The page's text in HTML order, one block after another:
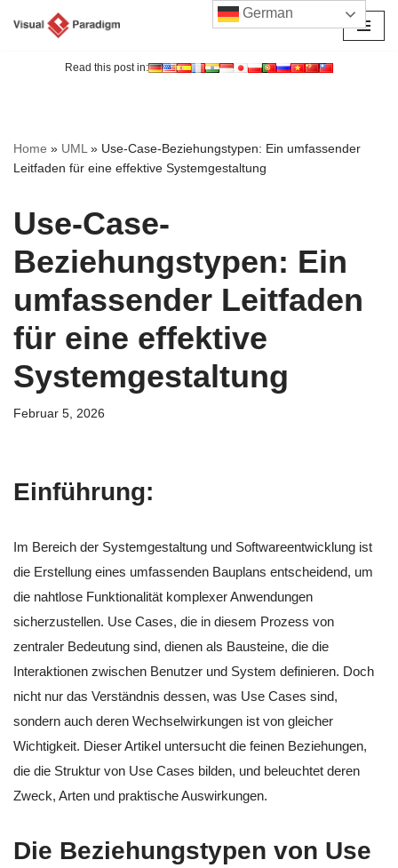
Read this post in:
Home » UML» Use-Case-Beziehungstypen: Ein umfassender
Leitfaden für eine effektive Systemgestaltung
Use-Case-
Beziehungstypen: Ein
umfassender Leitfaden
für eine effektive
Systemgestaltung
Februar 5, 2026
Einführung:
Im Bereich der Systemgestaltung und Softwareentwicklung ist
die Erstellung eines umfassenden Bauplans entscheidend, um
die nahtlose Funktionalität komplexer Anwendungen
sicherzustellen. Use Cases, die in diesem Prozess von
zentraler Bedeutung sind, dienen als Bausteine, die die
Interaktionen zwischen Benutzer und System definieren. Doch
nicht nur das Verständnis dessen, was Use Cases sind,
sondern auch deren Wechselwirkungen ist von gleicher
Wichtigkeit. Dieser Artikel untersucht die feinen Beziehungen,
die die Struktur von Use Cases bilden, und beleuchtet deren
Zweck, Arten und praktische Auswirkungen.
Die Beziehungstypen von Use
German